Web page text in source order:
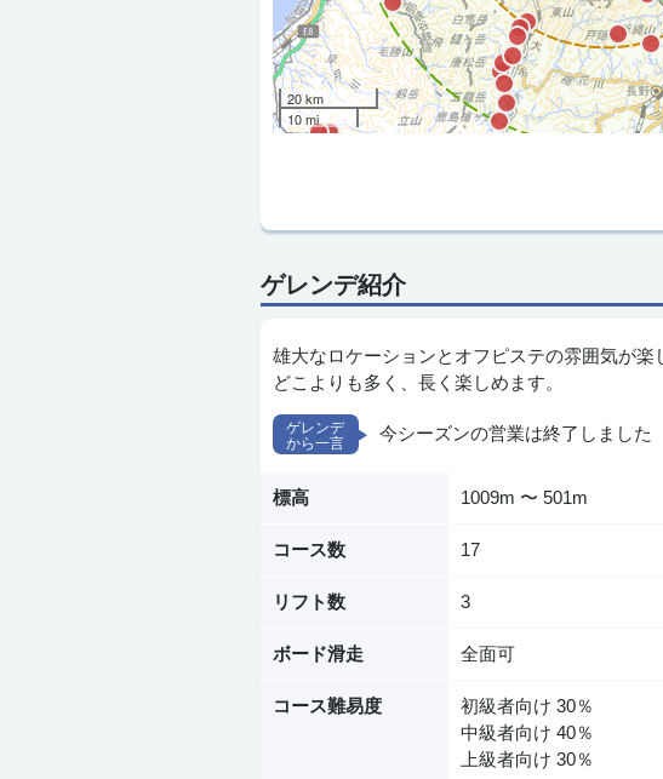
20 km
10 mi
ゲレンデ紹介
雄大なロケーションとオフピステの雰囲気が
どこよりも多く、長く楽しめます。
今シーズンの営業は終了しました
標高 1009m 〜 501m
コース数 17
リフト数 3
ボード滑走 全面可
コース難易度
初級者向け 30％
中級者向け 40％
上級者向け 30％